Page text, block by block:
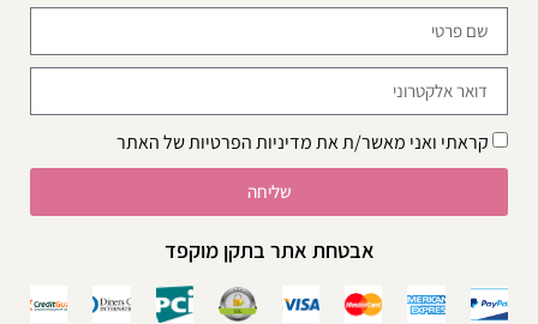
קראתי ואני מאשר/ת אתמדיניות הפרטיותשל האתר
שליחה
אבטחת אתר בתקן מוקפד